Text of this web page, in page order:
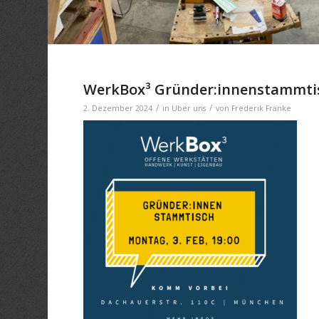
WerkBox³
2. Dezember 2024 / in Über uns / von Frederik Franke